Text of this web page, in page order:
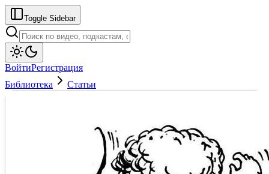
Toggle Sidebar
ВойтиРегистрация
Библиотека
Статьи